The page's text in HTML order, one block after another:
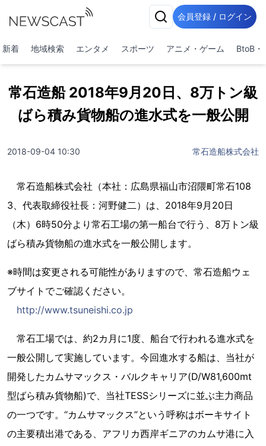
会員登録 / ログイン
新着 地域検索 エンタメ スポーツ アニメ・ゲーム BtoB・
常石造船 2018年9月20日、8万トン級
ばら積み貨物船の進水式を一般公開
2018-09-04 10:30 常石造船株式会社
常石造船株式会社（本社：広島県福山市沼隈町常石108
3、代表取締役社長：河野健二）は、2018年9月20日
（木）6時50分より常石工場の第一船台で行う、8万トン級
ばら積み貨物船の進水式を一般公開します。
※時間は変更される可能性がありますので、常石造船ウェ
ブサイトでご確認ください。
http://www.tsuneishi.co.jp
常石工場では、約2カ月に1度、船台で行われる進水式を
一般公開して実施しています。今回進水する船は、当社が
開発したカムサマックス・バルクキャリア(D/W81,600mt
型ばら積み貨物船)で、当社TESSシリーズに並ぶ主力商品
の一つです。“カムサマックス”という呼称はボーキサイト
の主要積出港である、アフリカ西岸ギニアのカムサ港に入